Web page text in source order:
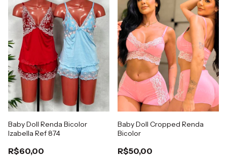
Baby Doll Renda Bicolor
Izabella Ref 874
R$60,00
Baby Doll Cropped Renda
Bicolor
R$50,00